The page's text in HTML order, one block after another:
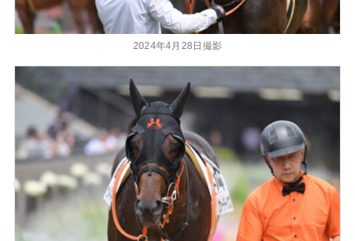
2024年4月28日撮影